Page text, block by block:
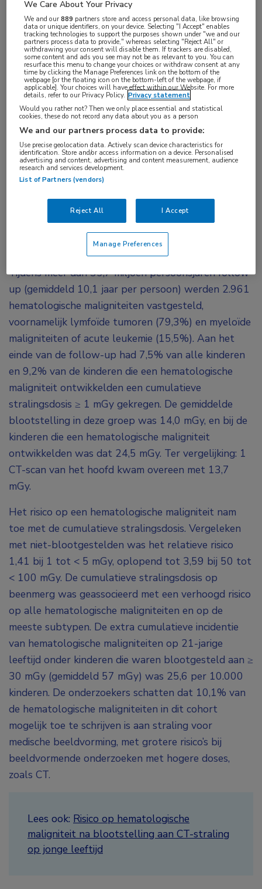
In een retrospectieve cohortstudie met meer dan
3,7 miljoen kinderen uit de VS en Canada, werd
een dosis-responsrelatie gevonden tussen de
cumulatieve stralingsdosis op het beenmerg en
het risico op hematologische maligniteiten.
De kinderen waren geboren tussen 1996 en 2016,
en werden gevolgd tot uiterlijk 31 december 2017.
Tijdens meer dan 35,7 miljoen persoonsjaren follow-
up (gemiddeld 10,1 jaar per persoon) werden 2.961
hematologische maligniteiten vastgesteld,
voornamelijk lymfoïde tumoren (79,3%) en myeloïde
maligniteiten of acute leukemie (15,5%). Aan het
einde van de follow-up had 7,5% van alle kinderen
en 9,2% van de kinderen die een hematologische
maligniteit ontwikkelden een cumulatieve
stralingsdosis ≥ 1 mGy gekregen. De gemiddelde
blootstelling in deze groep was 14,0 mGy, en bij de
kinderen die een hematologische maligniteit
ontwikkelden was dat 24,5 mGy. Ter vergelijking: 1
CT-scan van het hoofd kwam overeen met 13,7
mGy.
Het risico op een hematologische maligniteit nam
toe met de cumulatieve stralingsdosis. Vergeleken
met niet-blootgestelden was het relatieve risico
1,41 bij 1 tot < 5 mGy, oplopend tot 3,59 bij 50 tot
< 100 mGy. De cumulatieve stralingsdosis op
beenmerg was geassocieerd met een verhoogd risico
op alle hematologische maligniteiten en op de
meeste subtypen. De extra cumulatieve incidentie
van hematologische maligniteiten op 21-jarige
leeftijd onder kinderen die waren blootgesteld aan ≥
30 mGy (gemiddeld 57 mGy) was 25,6 per 10.000
kinderen. De onderzoekers schatten dat 10,1% van
de hematologische maligniteiten in dit cohort
mogelijk toe te schrijven is aan straling voor
medische beeldvorming, met grotere risico’s bij
beeldvormende onderzoeken met hogere doses,
zoals CT.
Lees ook: Risico op hematologische
maligniteit na blootstelling aan CT-straling
op jonge leeftijd
Vakgebieden:
Hematologie,Kindergeneeskunde
Aandachtsgebieden:
Leukemie,Lymfoom
Tags:
ct-scan
We Care About Your Privacy
We and our889 partners store and access personal data, like browsing
data or unique identifiers, on your device. Selecting "I Accept" enables
tracking technologies to support the purposes shown under "we and our
partners process data to provide," whereas selecting "Reject All" or
withdrawing your consent will disable them. If trackers are disabled,
some content and ads you see may not be as relevant to you. You can
resurface this menu to change your choices or withdraw consent at any
time by clicking the Manage Preferences link on the bottom of the
webpage [or the floating icon on the bottom-left of the webpage, if
applicable]. Your choices will have effect within our Website. For more
details, refer to our Privacy Policy. Privacy statement
Would you rather not? Then we only place essential and statistical
cookies, these do not record any data about you as a person
We and our partners process data to provide:
Use precise geolocation data. Actively scan device characteristics for
identification. Store and/or access information on a device. Personalised
advertising and content, advertising and content measurement, audience
research and services development.
List of Partners (vendors)
Reject All I Accept
Manage Preferences